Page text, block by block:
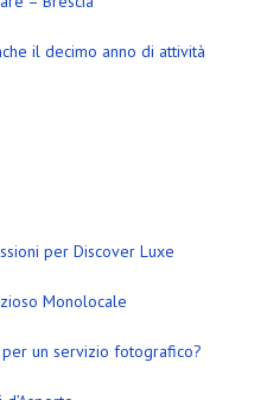
il decimo anno di attività
per Discover Luxe
Monolocale
un servizio fotografico?